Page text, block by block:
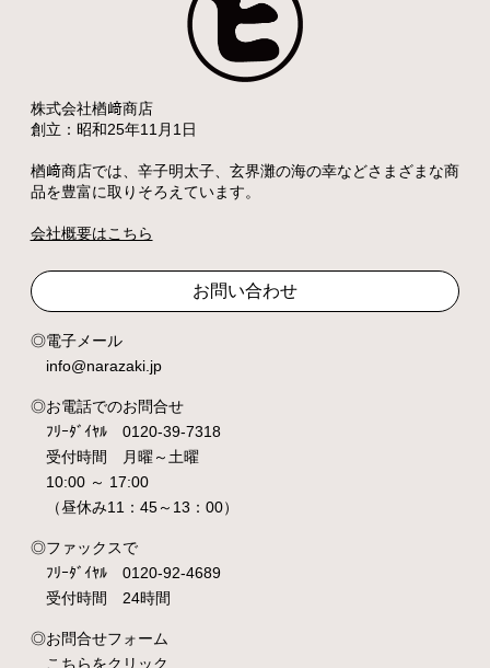
株式会社楢﨑商店
創立：昭和25年11月1日
楢﨑商店では、辛子明太子、玄界灘の海の幸などさまざまな商
品を豊富に取りそろえています。
会社概要はこちら
お問い合わせ
電子メール
info@narazaki.jp
お電話でのお問合せ
ﾌﾘｰﾀﾞｲﾔﾙ 0120-39-7318
受付時間 月曜～土曜
10:00 ～ 17:00
（昼休み11：45～13：00）
ファックスで
ﾌﾘｰﾀﾞｲﾔﾙ 0120-92-4689
受付時間 24時間
お問合せフォーム
こちらをクリック